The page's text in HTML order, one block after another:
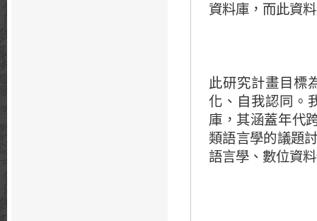
資料庫，而此資
此研究計畫目標
化、自我認同。
庫，其涵蓋年代
類語言學的議題
語言學、數位資